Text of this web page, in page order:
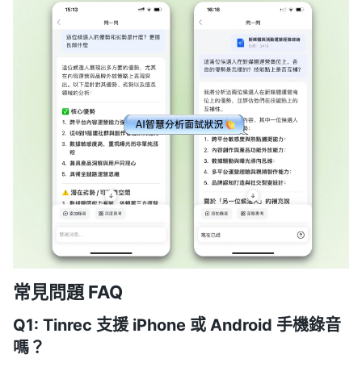
常見問題 FAQ
Q1: Tinrec 支援 iPhone 或 Android 手機錄音
嗎？